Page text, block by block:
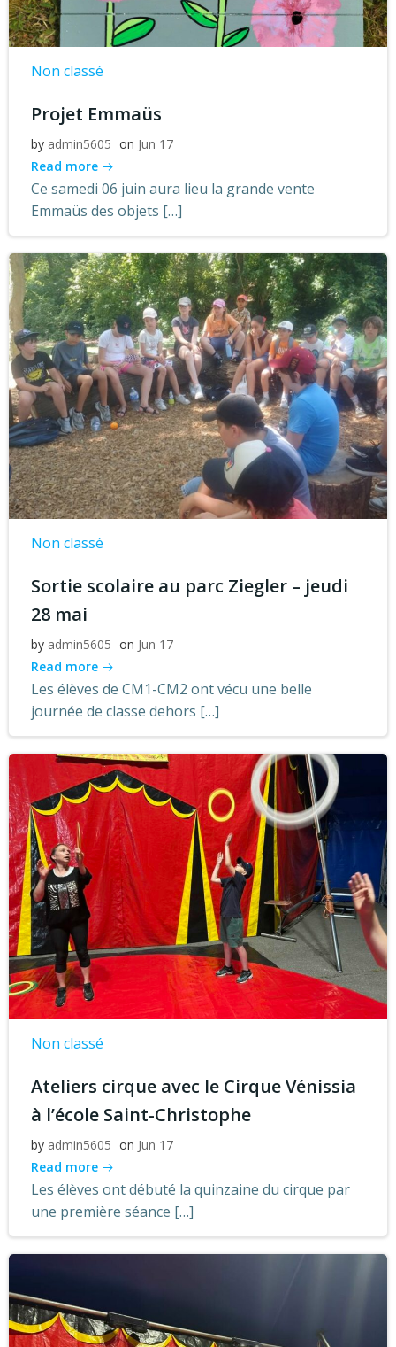
Non classé
Projet Emmaüs
by admin5605 on Jun 17
Read more
Ce samedi 06 juin aura lieu la grande vente
Emmaüs des objets […]
Non classé
Sortie scolaire au parc Ziegler – jeudi
28 mai
by admin5605 on Jun 17
Read more
Les élèves de CM1-CM2 ont vécu une belle
journée de classe dehors […]
Non classé
Ateliers cirque avec le Cirque Vénissia
à l’école Saint-Christophe
by admin5605 on Jun 17
Read more
Les élèves ont débuté la quinzaine du cirque par
une première séance […]